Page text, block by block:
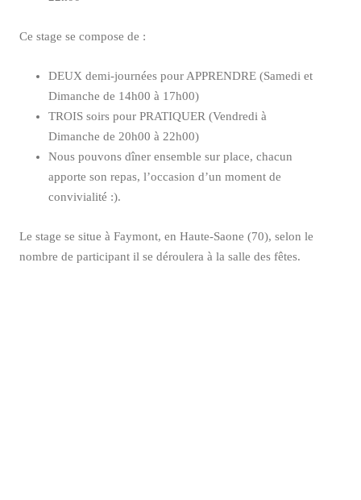
Ce stage se compose de :
DEUX demi-journées pour APPRENDRE (Samedi et
Dimanche de 14h00 à 17h00)
TROIS soirs pour PRATIQUER (Vendredi à
Dimanche de 20h00 à 22h00)
Nous pouvons dîner ensemble sur place, chacun
apporte son repas, l’occasion d’un moment de
convivialité :).
Le stage se situe à Faymont, en Haute-Saone (70), selon le
nombre de participant il se déroulera à la salle des fêtes.